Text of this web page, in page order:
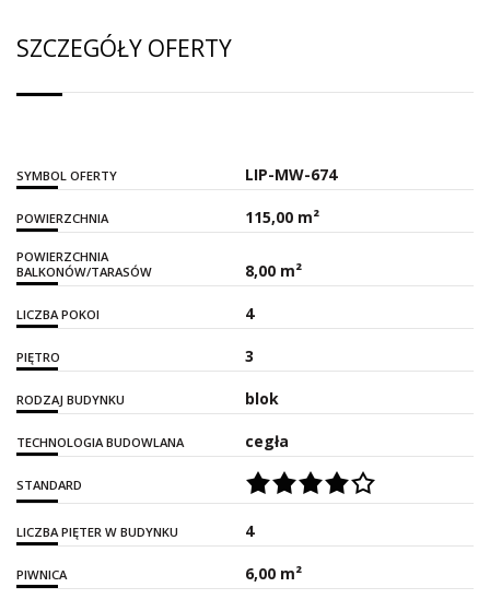
SZCZEGÓŁY OFERTY
SYMBOL OFERTY LIP-MW-674
POWIERZCHNIA 115,00 m²
POWIERZCHNIA
BALKONÓW/TARASÓW
8,00 m²
LICZBA POKOI 4
PIĘTRO 3
RODZAJ BUDYNKU blok
TECHNOLOGIA BUDOWLANA cegła
STANDARD
LICZBA PIĘTER W BUDYNKU 4
PIWNICA 6,00 m²